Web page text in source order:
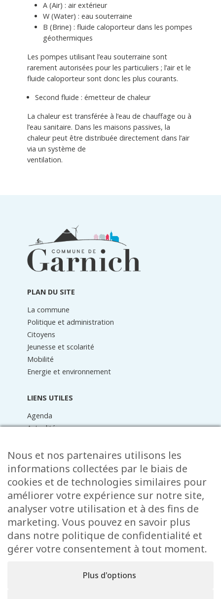
A (Air) : air extérieur
W (Water) : eau souterraine
B (Brine) : fluide caloporteur dans les pompes
géothermiques
Les pompes utilisant l’eau souterraine sont
rarement autorisées pour les particuliers ; l’air et le
fluide caloporteur sont donc les plus courants.
Second fluide : émetteur de chaleur
La chaleur est transférée à l’eau de chauffage ou à
l’eau sanitaire. Dans les maisons passives, la
chaleur peut être distribuée directement dans l’air
via un système de
ventilation.
Informations
PLAN DU SITE
La commune
Politique et administration
Citoyens
Jeunesse et scolarité
Mobilité
Energie et environnement
LIENS UTILES
Agenda
Actualités
Raider online
Formulaires
Faq
Contact
CONTACT
15 Rue de l’École
L-8353 Garnich
38 00 19 1
Nous et nos partenaires utilisons les
informations collectées par le biais de
cookies et de technologies similaires pour
améliorer votre expérience sur notre site,
analyser votre utilisation et à des fins de
marketing. Vous pouvez en savoir plus
dans notre politique de confidentialité et
gérer votre consentement à tout moment.
Plus d'options